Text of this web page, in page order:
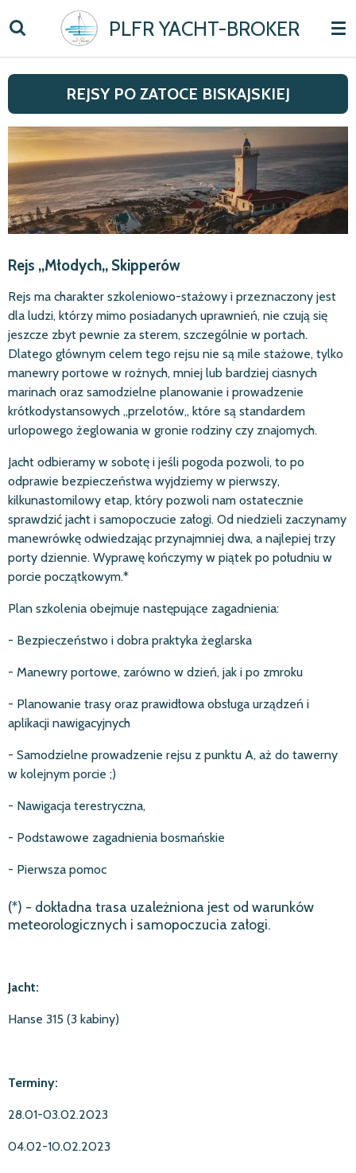
to
content
PLFR YACHT-BROKER
REJSY PO ZATOCE BISKAJSKIEJ
Rejs ,,Młodych,, Skipperów
Rejs ma charakter szkoleniowo-stażowy i przeznaczony jest
dla ludzi, którzy mimo posiadanych uprawnień, nie czują się
jeszcze zbyt pewnie za sterem, szczególnie w portach.
Dlatego głównym celem tego rejsu nie są mile stażowe, tylko
manewry portowe w rożnych, mniej lub bardziej ciasnych
marinach oraz samodzielne planowanie i prowadzenie
krótkodystansowych ,,przelotów,, które są standardem
urlopowego żeglowania w gronie rodziny czy znajomych.
Jacht odbieramy w sobotę i jeśli pogoda pozwoli, to po
odprawie bezpieczeństwa wyjdziemy w pierwszy,
kilkunastomilowy etap, który pozwoli nam ostatecznie
sprawdzić jacht i samopoczucie załogi. Od niedzieli zaczynamy
manewrówkę odwiedzając przynajmniej dwa, a najlepiej trzy
porty dziennie. Wyprawę kończymy w piątek po południu w
porcie początkowym.*
Plan szkolenia obejmuje następujące zagadnienia:
- Bezpieczeństwo i dobra praktyka żeglarska
- Manewry portowe, zarówno w dzień, jak i po zmroku
- Planowanie trasy oraz prawidłowa obsługa urządzeń i
aplikacji nawigacyjnych
- Samodzielne prowadzenie rejsu z punktu A, aż do tawerny
w kolejnym porcie ;)
- Nawigacja terestryczna,
- Podstawowe zagadnienia bosmańskie
- Pierwsza pomoc
(*) - dokładna trasa uzależniona jest od warunków
meteorologicznych i samopoczucia załogi.
Jacht:
Hanse 315 (3 kabiny)
Terminy:
28.01-03.02.2023
04.02-10.02.2023